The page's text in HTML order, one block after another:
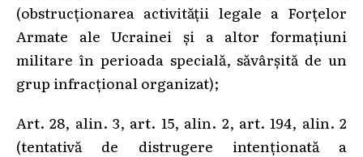
(obstrucționarea activității legale a Forțelor
Armate ale Ucrainei și a altor formațiuni
militare în perioada specială, săvârșită de un
grup infracțional organizat);
Art. 28, alin. 3, art. 15, alin. 2, art. 194, alin. 2
(tentativă de distrugere intenționată a